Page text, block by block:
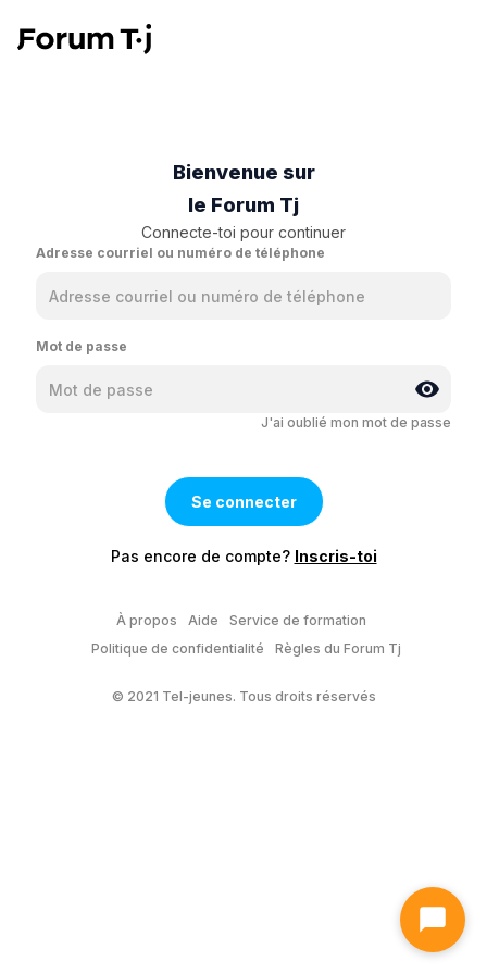
Bienvenue sur
le Forum Tj
Connecte-toi pour continuer
Adresse courriel ou numéro de téléphone
Mot de passe
J'ai oublié mon mot de passe
Pas encore de compte? Inscris-toi
À propos Aide
Service de formation
Politique de confidentialité
Règles du Forum Tj
© 2021 Tel-jeunes. Tous droits réservés